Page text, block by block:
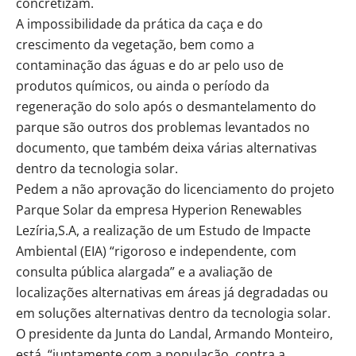
A impossibilidade da prática da caça e do
crescimento da vegetação, bem como a
contaminação das águas e do ar pelo uso de
produtos químicos, ou ainda o período da
regeneração do solo após o desmantelamento do
parque são outros dos problemas levantados no
documento, que também deixa várias alternativas
dentro da tecnologia solar.
Pedem a não aprovação do licenciamento do projeto
Parque Solar da empresa Hyperion Renewables
Lezíria,S.A, a realização de um Estudo de Impacte
Ambiental (EIA) “rigoroso e independente, com
consulta pública alargada” e a avaliação de
localizações alternativas em áreas já degradadas ou
em soluções alternativas dentro da tecnologia solar.
O presidente da Junta do Landal, Armando Monteiro,